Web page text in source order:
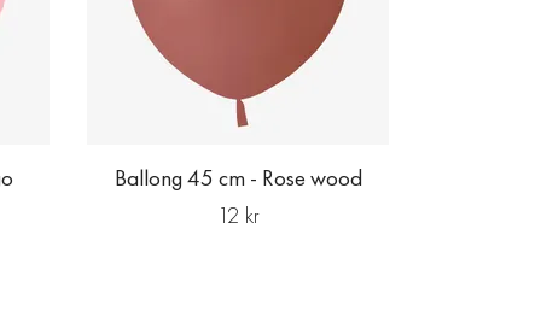
Ballong 45 cm - Rose wood
12 kr